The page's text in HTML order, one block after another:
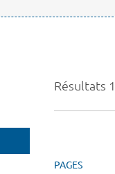
Résultats
PAGES